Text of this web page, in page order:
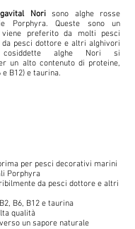
Norisono alghe rosse
Porphyra. Queste sono un
preferito da molti pesci
pesci dottore e altri alghivori
alghe Nori si
un alto contenuto di proteine,
B12) e taurina.
per pesci decorativi marini
Porphyra
da pesci dottore e altri
B6, B12 e taurina
qualità
un sapore naturale